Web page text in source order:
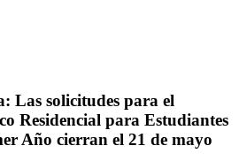
Las solicitudes para el
Residencial para Estudiantes
Año cierran el 21 de mayo